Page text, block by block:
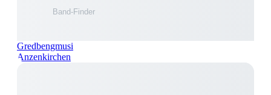
Gredbengmusi
Anzenkirchen